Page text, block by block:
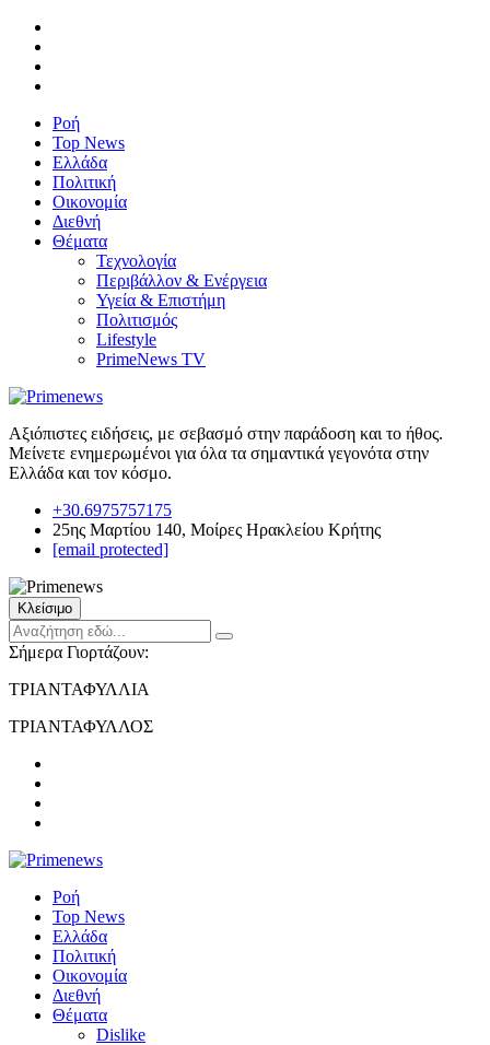
Ροή
Top News
Ελλάδα
Πολιτική
Οικονομία
Διεθνή
Θέματα
Τεχνολογία
Περιβάλλον & Ενέργεια
Υγεία & Επιστήμη
Πολιτισμός
Lifestyle
PrimeNews TV
Αξιόπιστες ειδήσεις, με σεβασμό στην παράδοση και το ήθος.
Μείνετε ενημερωμένοι για όλα τα σημαντικά γεγονότα στην
Ελλάδα και τον κόσμο.
+30.6975757175
25ης Μαρτίου 140, Μοίρες Ηρακλείου Κρήτης
[email protected]
Κλείσιμο
Σήμερα Γιορτάζουν:
ΤΡΙΑΝΤΑΦΥΛΛΙΑ
ΤΡΙΑΝΤΑΦΥΛΛΟΣ
Ροή
Top News
Ελλάδα
Πολιτική
Οικονομία
Διεθνή
Θέματα
Dislike